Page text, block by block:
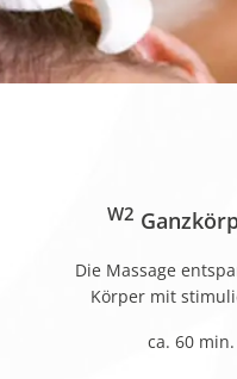
W2
Die Massage
Körper mit
ca. 60